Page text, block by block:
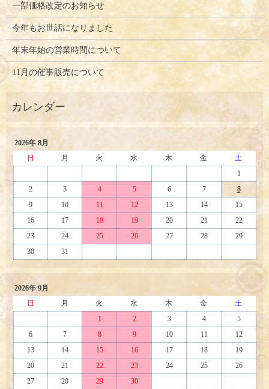
一部価格改定のお知らせ
今年もお世話になりました
年末年始の営業時間について
11月の催事販売について
2026年 8月
日
月 火 水 木 金
土
1
2
3 4 5 6 7
8
9
10 11 12 13 14
15
16
17 18 19 20 21
22
23
24 25 26 27 28
29
30
31
2026年 9月
日
月 火 水 木 金
土
1
2 3 4
5
6
7 8 9 10 11
12
13
14 15 16 17 18
19
20
21 22 23 24 25
26
27
28 29 30